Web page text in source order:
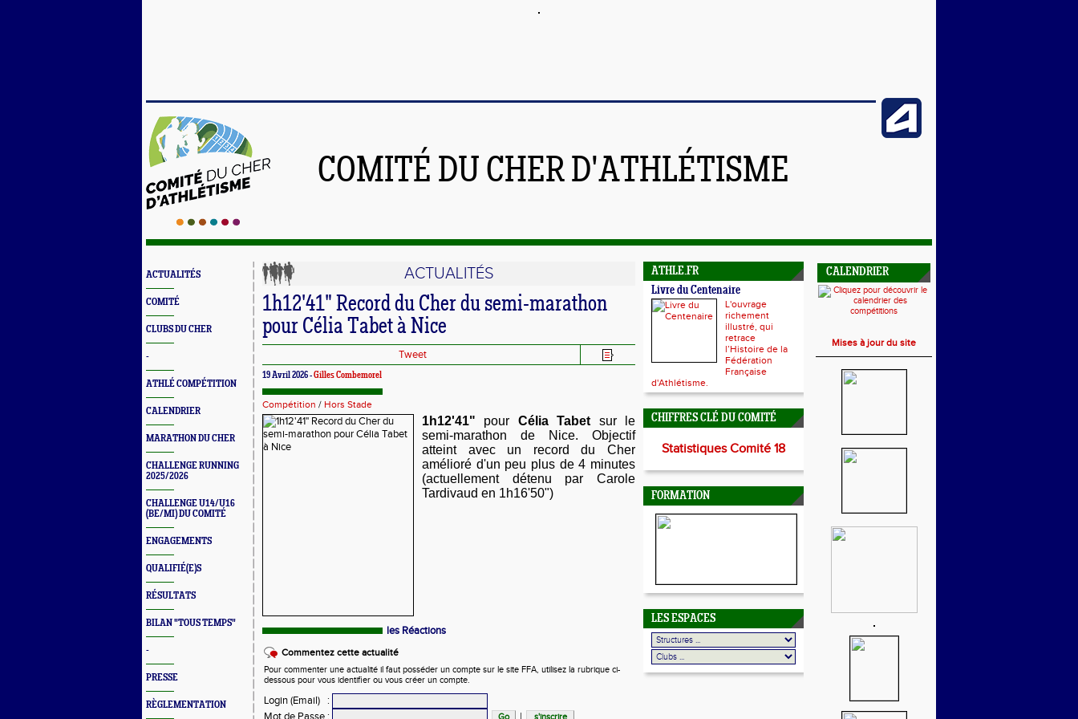
COMITÉ DU CHER D'ATHLÉTISME
ACTUALITÉS
COMITÉ
CLUBS DU CHER
-
ATHLÉ COMPÉTITION
CALENDRIER
MARATHON DU CHER
CHALLENGE RUNNING
2025/2026
CHALLENGE U14/U16
(BE/MI) DU COMITÉ
ENGAGEMENTS
QUALIFIÉ(E)S
RÉSULTATS
BILAN "TOUS TEMPS"
-
PRESSE
RÈGLEMENTATION
ACTUALITÉS
1h12'41" Record du Cher du semi-marathon
pour Célia Tabet à Nice
Tweet
19 Avril 2026 -Gilles Combemorel
Compétition / Hors Stade
1h12'41" pour Célia Tabet sur le
semi-marathon de Nice. Objectif
atteint avec un record du Cher
amélioré d'un peu plus de 4 minutes
(actuellement détenu par Carole
Tardivaud en 1h16'50")
les Réactions
Commentez cette actualité
Pour commenter une actualité il faut posséder un compte sur le site FFA, utilisez la rubrique ci-
dessous pour vous identifier ou vous créer un compte.
Login (Email)
:
ATHLE.FR
Livre du Centenaire
L'ouvrage
richement
illustré, qui
retrace
l’Histoire de la
Fédération
Française
d'Athlétisme.
CHIFFRES CLÉ DU COMITÉ
Statistiques Comité 18
FORMATION
LES ESPACES
CALENDRIER
Mises à jour du site